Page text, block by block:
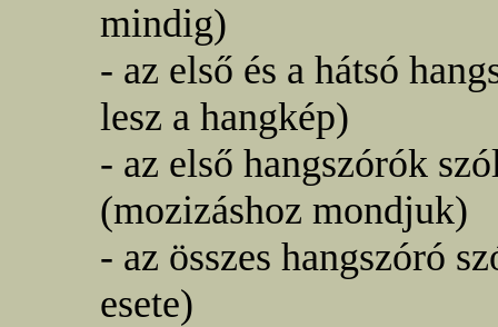
mindig)
- az első és a hátsó
lesz a hangkép)
- az első hangszórók
(mozizáshoz mondjuk)
- az összes hangszóró
esete)